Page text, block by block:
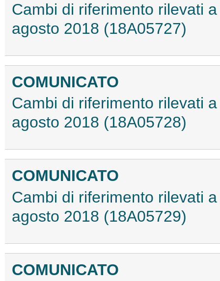
Cambi di riferimento rilevati
agosto 2018 (18A05727)
COMUNICATO
Cambi di riferimento rilevati
agosto 2018 (18A05728)
COMUNICATO
Cambi di riferimento rilevati
agosto 2018 (18A05729)
COMUNICATO